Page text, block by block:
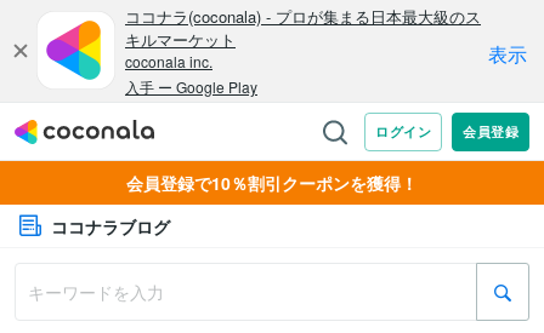
会員登録で10％割引クーポンを獲得！
ココナラブログ